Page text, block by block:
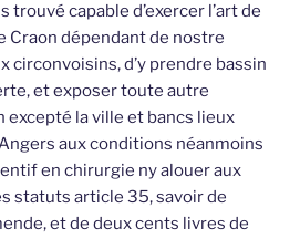
trouvé capable d’exercer l’art de
Craon dépendant de nostre
circonvoisins, d’y prendre bassin
et exposer toute autre
excepté la ville et bancs lieux
aux conditions néanmoins
en chirurgie ny alouer aux
statuts article 35, savoir de
et de deux cents livres de